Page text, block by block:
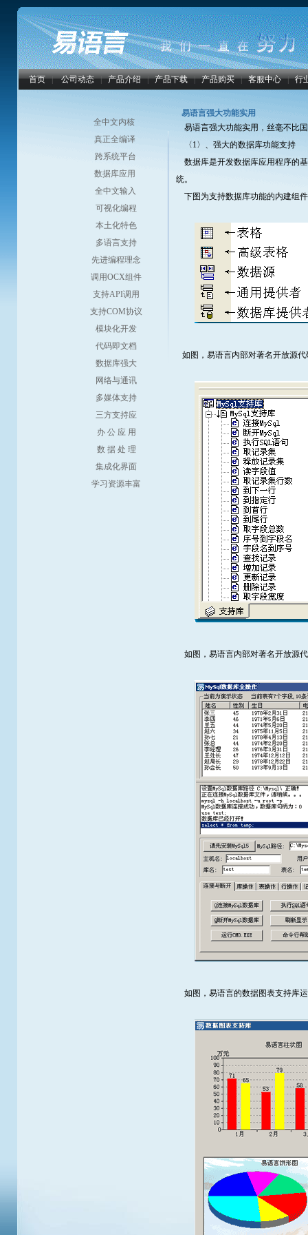
首页 | 公司动态 | 产品介绍 | 产品下载 | 产品购买 | 客服中心 | 行
易语言强大功能实用
易语言强大功能实用，丝毫不比
〈1〉、强大的数据库功能支持
数据库是开发数据库应用程序的
统。
下图为支持数据库功能的内建组
如图，易语言内部对著名开放源
如图，易语言内部对著名开放源
如图，易语言的数据图表支持库
全中文内核
真正全编译
跨系统平台
数据库应用
全中文输入
可视化编程
本土化特色
多语言支持
先进编程理念
调用OCX组件
支持API调用
支持COM协议
模块化开发
代码即文档
数据库强大
网络与通讯
多媒体支持
三方支持应
办 公 应 用
数 据 处 理
集成化界面
学习资源丰富